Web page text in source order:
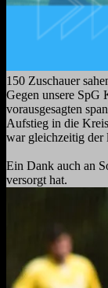
150 Zuschauer
Gegen unsere SpG
vorausgesagten
Aufstieg in die
war gleichzeitig der
Ein Dank auch an
versorgt hat.